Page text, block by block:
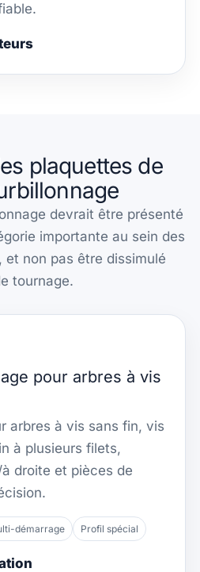
plaquettes de
devrait être présenté
importante au sein des
non pas être dissimulé
tournage.
pour arbres à vis
arbres à vis sans fin, vis
à plusieurs filets,
droite et pièces de
démarrage Profil spécial